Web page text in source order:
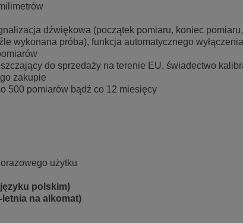
dźwiękowa (początek pomiaru, koniec
wykonana próba), funkcja automatycznego
do sprzedaży na terenie EU, świadectwo
zakupie
500 pomiarów bądź co 12 miesięcy
użytku
polskim)
na alkomat)